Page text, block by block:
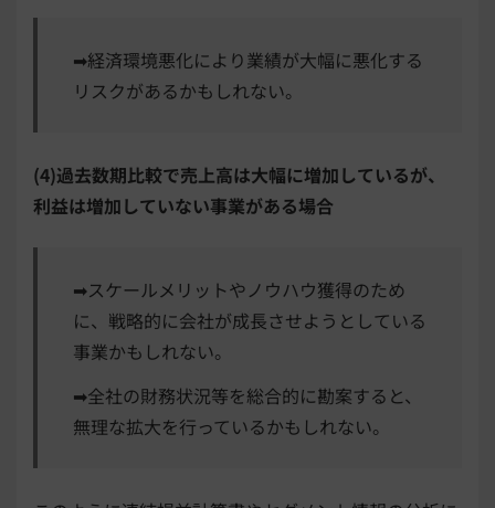
➡経済環境悪化により業績が大幅に悪化する
リスクがあるかもしれない。
(4)過去数期比較で売上高は大幅に増加しているが、
利益は増加していない事業がある場合
➡スケールメリットやノウハウ獲得のため
に、戦略的に会社が成長させようとしている
事業かもしれない。
➡全社の財務状況等を総合的に勘案すると、
無理な拡大を行っているかもしれない。